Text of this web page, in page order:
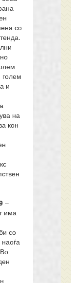
со
голем
и
на
кон
–
има
со